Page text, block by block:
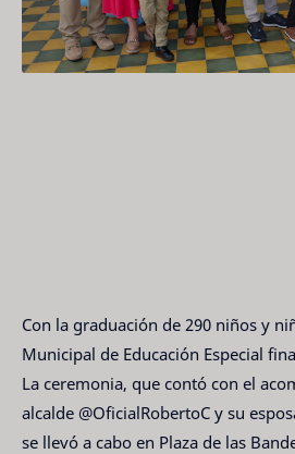
Con la graduación de 290 niños y
Municipal de Educación Especial
La ceremonia, que contó con el
alcalde @OficialRobertoC y su
se llevó a cabo en Plaza de las